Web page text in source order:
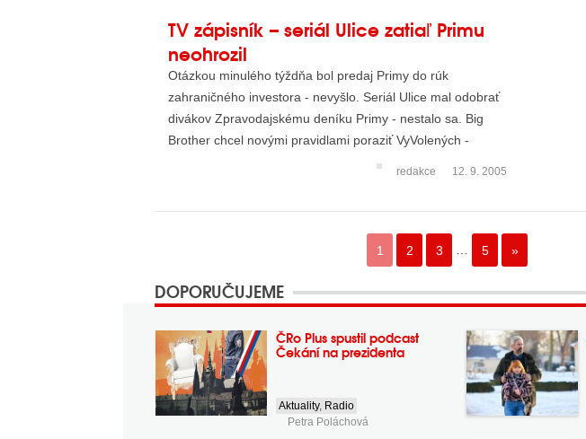
TV zápisník – seriál Ulice zatiaľ Primu
neohrozil
Otázkou minulého týždňa bol predaj Primy do rúk
zahraničného investora - nevyšlo. Seriál Ulice mal odobrať
divákov Zpravodajskému deníku Primy - nestalo sa. Big
Brother chcel novými pravidlami poraziť VyVolených -
redakce 12. 9. 2005
1 2 3 5 »
DOPORUČUJEME
ČRo Plus spustil podcast
Čekání na prezidenta
Aktuality, Radio
Petra Poláchová